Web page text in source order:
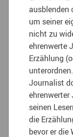
ausblenden
um seiner
nicht zu
ehrenwerte
Erzählung
Journalist
seinen
die
bevor er die